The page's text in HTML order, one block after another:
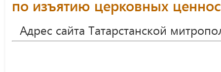
по изъятию церковных
Адрес сайта Татарстанской